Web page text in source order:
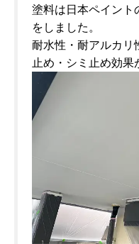
塗料は日本ペイント
をしました。
耐水性・耐アルカリ
止め・シミ止め効果